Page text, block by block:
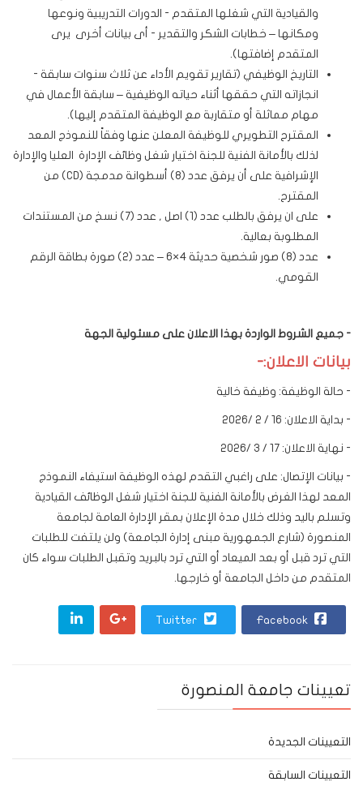
والقيادية التي شغلها المتقدم - الدورات التدريبية ونوعها
ومكانها – خطابات الشكر والتقدير - أى بيانات أخرى يرى
المتقدم إضافتها).
التاريخ الوظيفي (تقارير تقويم الأداء عن ثلاث سنوات سابقة -
انجازاته التي حققها أثناء حياته الوظيفية – سابقة الأعمال في
مهام مماثلة أو متقاربة مع الوظيفة المتقدم إليها).
المقترح التطويري للوظيفة المعلن عنها وفقاً للنموذج المعد
لذلك بالأمانة الفنية للجنة اختيار شغل وظائف الإدارة العليا والإدارة
الإشرافية على أن يرفق عدد (8) أسطوانة مدمجة (CD) من
المقترح.
على ان يرفق بالطلب عدد (1) اصل , عدد (7) نسخ من المستندات
المطلوبة بعالية.
عدد (8) صور شخصية حديثة 4×6 – عدد (2) صورة بطاقة الرقم
القومي.
- جميع الشروط الواردة بهذا الاعلان على مسئولية الجهة
بيانات الاعلان:-
- حالة الوظيفة: وظيفة خالية
- بداية الاعلان: 16 / 2 /2026
- نهاية الاعلان: 17 / 3 /2026
- بيانات الإتصال: على راغبي التقدم لهذه الوظيفة استيفاء النموذج
المعد لهذا الغرض بالأمانة الفنية للجنة اختيار شغل الوظائف القيادية
وتسلم باليد وذلك خلال مدة الإعلان بمقر الإدارة العامة لجامعة
المنصورة (شارع الجمهورية مبنى إدارة الجامعة) ولن يلتفت للطلبات
التي ترد قبل أو بعد الميعاد أو التي ترد بالبريد وتقبل الطلبات سواء كان
المتقدم من داخل الجامعة أو خارجها.
تعيينات جامعة المنصورة
التعيينات الجديدة
التعيينات السابقة